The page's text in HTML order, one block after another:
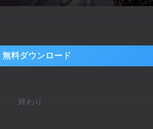
無料ダウンロード
終わり